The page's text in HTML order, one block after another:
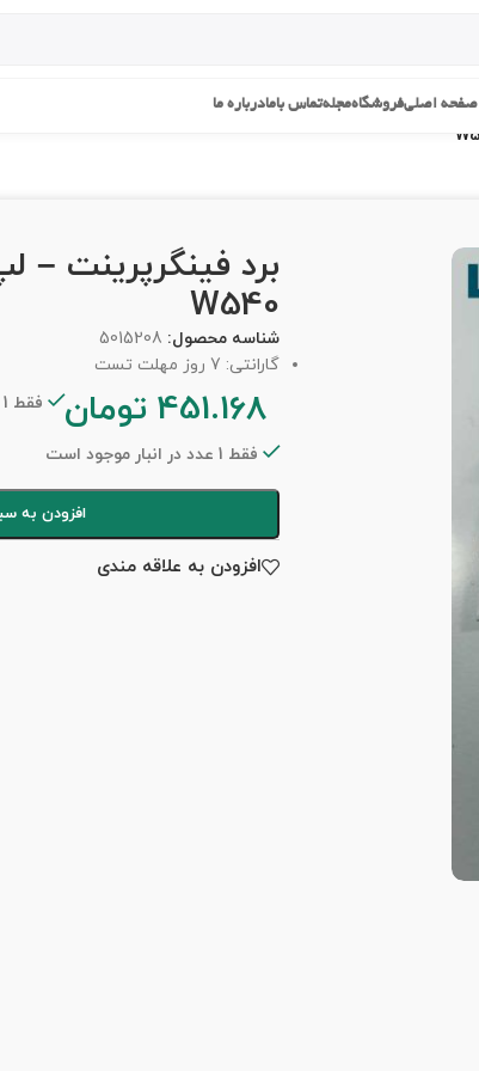
صفحه اصلیفروشگاهمجلهتماس بامادرباره ما
برد فینگرپرینت –
W540
شناسه محصول: 5015208
گارانتی: 7 روز مهلت تست
451.168 تومان فقط 1 عدد در انبار موجود است
فقط 1 عدد در انبار موجود است
افزودن به
افزودن به علاقه مندی